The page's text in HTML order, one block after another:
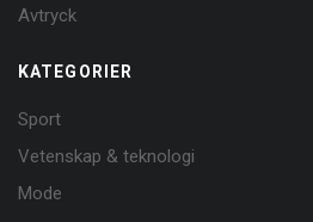
Avtryck
KATEGORIER
Sport
Vetenskap & teknologi
Mode